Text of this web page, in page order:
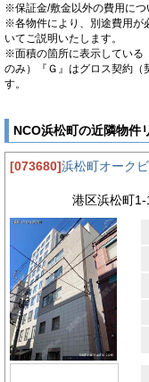
※保証金/敷金以外の費用につ
※各物件により、別途費用が
いてご説明いたします。
※面積の箇所に表示している
のみ）『Ｇ』はグロス契約（
す。
NCO浜松町の近隣物件
[073680]浜松町オーク
港区浜松町1-